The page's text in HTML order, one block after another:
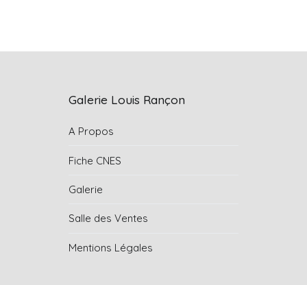
Galerie Louis Rançon
A Propos
Fiche CNES
Galerie
Salle des Ventes
Mentions Légales